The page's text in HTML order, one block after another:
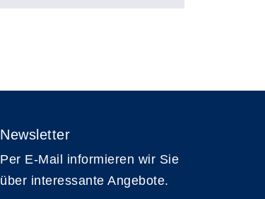
Newsletter
Per E-Mail informieren wir Sie
über interessante Angebote.